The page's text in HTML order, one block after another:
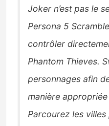
Joker n’est pas le
Persona 5
contrôler
Phantom Thieves.
personnages afin
manière
Parcourez les villes